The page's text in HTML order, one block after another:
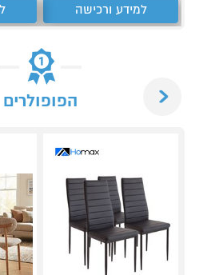
למידע ורכישה
הפופולרים